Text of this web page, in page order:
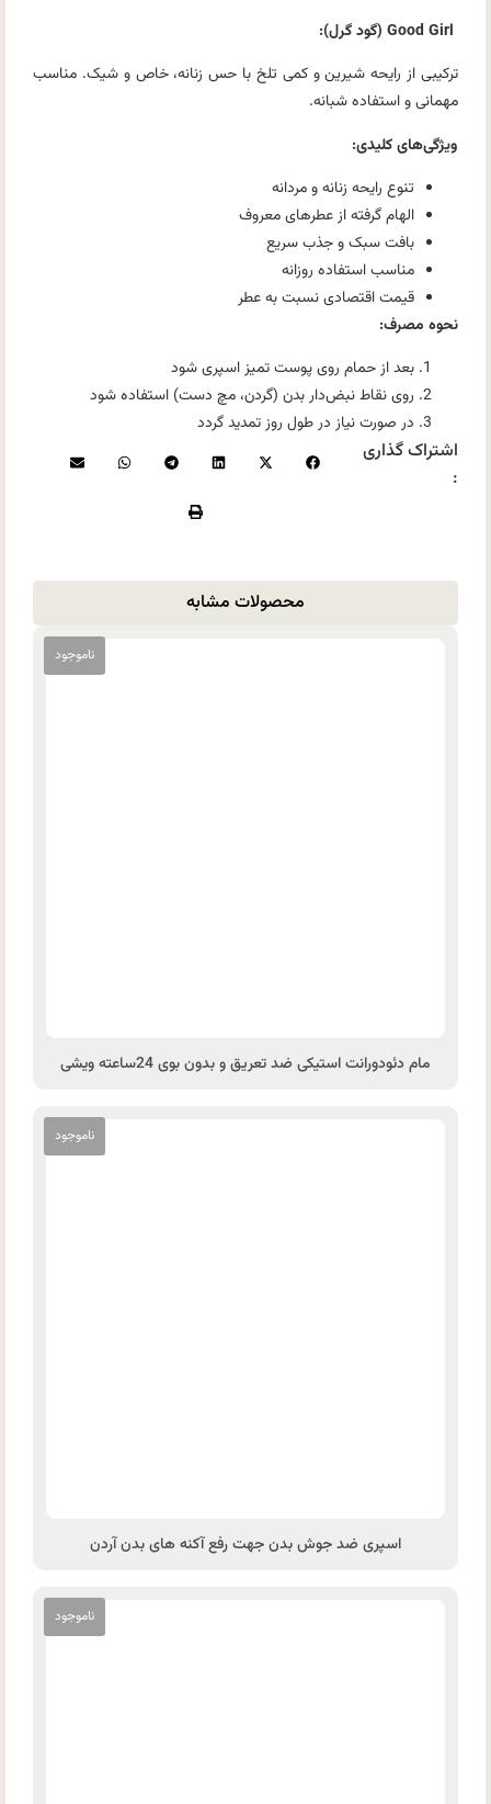
ترکیبی از رایحه شیرین و کمی تلخ با حس زنانه، خاص و شیک. مناسب
مهمانی و استفاده شبانه.
ویژگی‌های کلیدی:
تنوع رایحه زنانه و مردانه
الهام گرفته از عطرهای معروف
بافت سبک و جذب سریع
مناسب استفاده روزانه
قیمت اقتصادی نسبت به عطر
نحوه مصرف:
بعد از حمام روی پوست تمیز اسپری شود
روی نقاط نبض‌دار بدن (گردن، مچ دست) استفاده شود
در صورت نیاز در طول روز تمدید گردد
اشتراک گذاری
:
محصولات مشابه
مام دئودورانت استیکی ضد تعریق و بدون بوی 24ساعته ویشی
اسپری ضد جوش بدن جهت رفع آکنه های بدن آردن